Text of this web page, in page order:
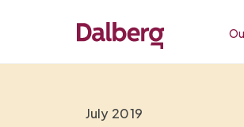
July 2019